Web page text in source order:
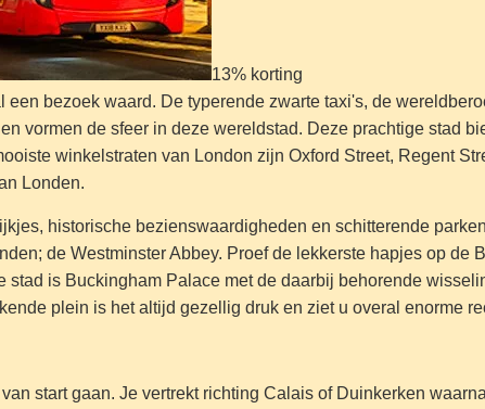
13% korting
bezoek waard. De typerende zwarte taxi's, de
vormen de sfeer in deze wereldstad. Deze prachtige stad
winkelstraten van London zijn Oxford Street, Regent
Londen.
historische bezienswaardigheden en schitterende
de Westminster Abbey. Proef de lekkerste hapjes op de
is Buckingham Palace met de daarbij behorende
plein is het altijd gezellig druk en ziet u overal enorme
start gaan. Je vertrekt richting Calais of Duinkerken